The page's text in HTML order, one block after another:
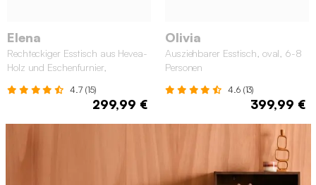
Elena
Rechteckiger Esstisch aus Hevea-
Holz und Eschenfurnier,
4.7 (15)
299,99 €
Olivia
Ausziehbarer Esstisch, oval, 6-8
Personen
4.6 (13)
399,99 €